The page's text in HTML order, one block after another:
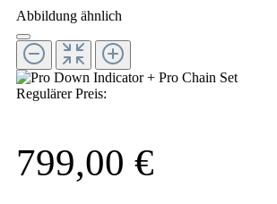
Abbildung ähnlich
Regulärer Preis:
799,00 €